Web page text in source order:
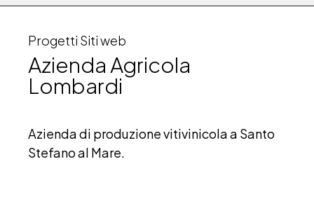
Progetti Siti web
Azienda Agricola
Lombardi
Azienda di produzione vitivinicola a Santo
Stefano al Mare.